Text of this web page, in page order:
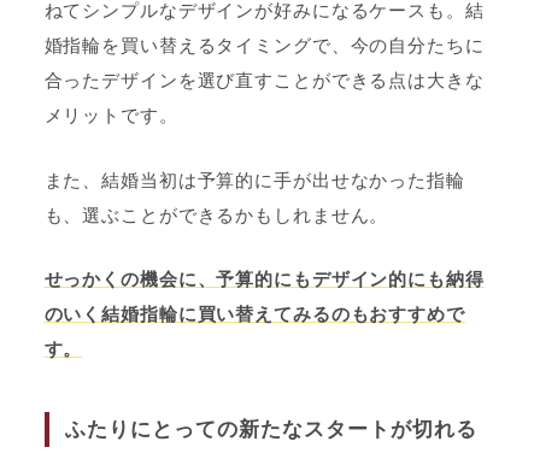
ねてシンプルなデザインが好みになるケースも。結
婚指輪を買い替えるタイミングで、今の自分たちに
合ったデザインを選び直すことができる点は大きな
メリットです。
また、結婚当初は予算的に手が出せなかった指輪
も、選ぶことができるかもしれません。
せっかくの機会に、予算的にもデザイン的にも納得
のいく結婚指輪に買い替えてみるのもおすすめで
す。
ふたりにとっての新たなスタートが切れる